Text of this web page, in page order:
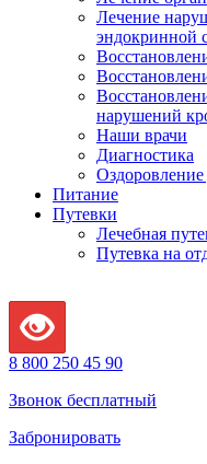
Лечение
эндокринной
нарушений
Наши врачи
Диагностика
Оздоровление
Питание
Путевки
Лечебная
Путевка на
8 800 250 45 90
Звонок бесплатный
Забронировать